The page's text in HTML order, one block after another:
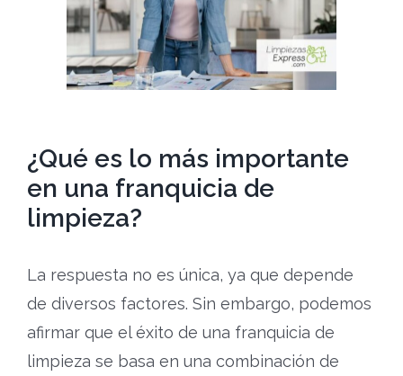
¿Qué es lo más importante
en una franquicia de
limpieza?
La respuesta no es única, ya que depende
de diversos factores. Sin embargo, podemos
afirmar que el éxito de una franquicia de
limpieza se basa en una combinación de